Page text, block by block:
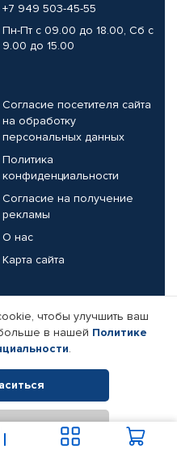
+7 949 503-45-55
Пн-Пт с 09.00 до 18.00, Сб с
9.00 до 15.00
Согласие посетителя сайта
на обработку
персональных данных
Политика
конфиденциальности
Согласие на получение
рекламы
О нас
Карта сайта
Реквизиты компании
Все права защищены.
Автопрофи.
чтобы улучшить ваш
в нашей Политике
.
В корзину